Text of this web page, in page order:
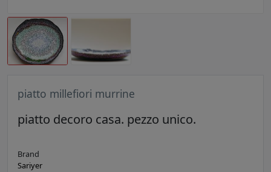
piatto millefiori murrine
piatto decoro casa. pezzo unico.
Brand
Sariyer